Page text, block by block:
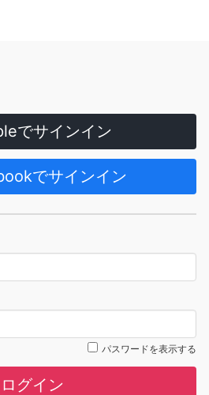
でサインイン
でサインイン
パスワードを表示する
ログイン